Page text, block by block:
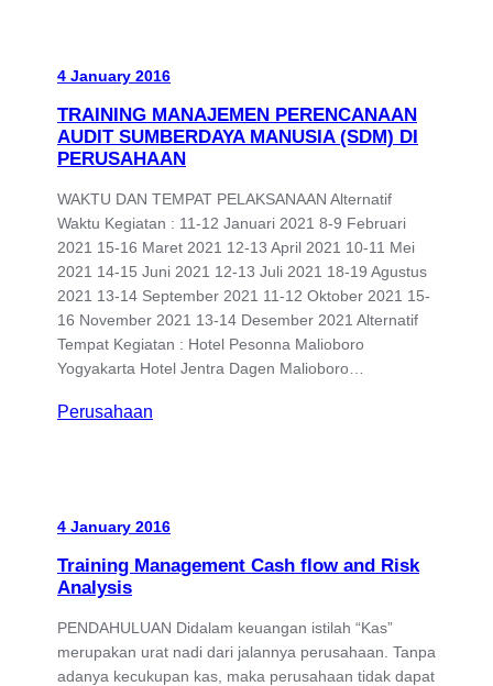
4 January 2016
TRAINING MANAJEMEN PERENCANAAN
AUDIT SUMBERDAYA MANUSIA (SDM) DI
PERUSAHAAN
WAKTU DAN TEMPAT PELAKSANAAN Alternatif
Waktu Kegiatan : 11-12 Januari 2021 8-9 Februari
2021 15-16 Maret 2021 12-13 April 2021 10-11 Mei
2021 14-15 Juni 2021 12-13 Juli 2021 18-19 Agustus
2021 13-14 September 2021 11-12 Oktober 2021 15-
16 November 2021 13-14 Desember 2021 Alternatif
Tempat Kegiatan : Hotel Pesonna Malioboro
Yogyakarta Hotel Jentra Dagen Malioboro…
Perusahaan
4 January 2016
Training Management Cash flow and Risk
Analysis
PENDAHULUAN Didalam keuangan istilah “Kas”
merupakan urat nadi dari jalannya perusahaan. Tanpa
adanya kecukupan kas, maka perusahaan tidak dapat